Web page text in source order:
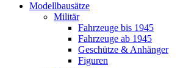
Modellbausätze
Militär
Fahrzeuge bis 1945
Fahrzeuge ab 1945
Geschütze & Anhänger
Figuren